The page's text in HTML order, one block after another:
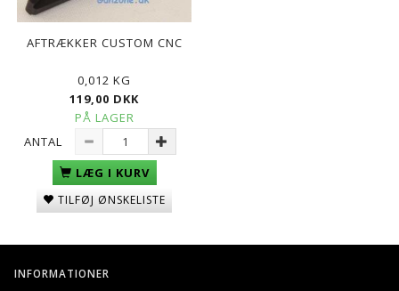
AFTRÆKKER CUSTOM CNC
0,012 KG
119,00 DKK
PÅ LAGER
ANTAL
LÆG I KURV
TILFØJ ØNSKELISTE
INFORMATIONER